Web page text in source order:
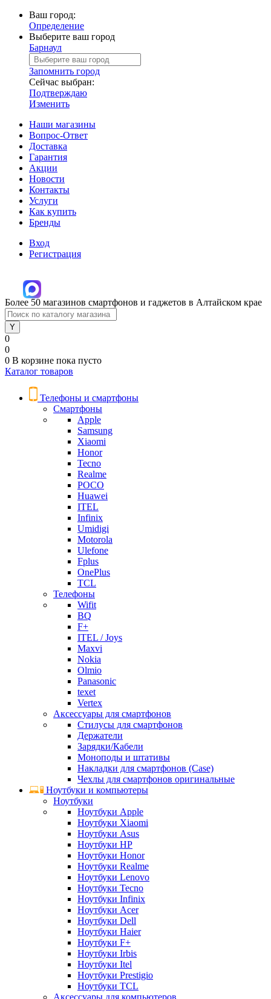
Ваш город:
Определение
Выберите ваш город
Барнаул
Запомнить город
Сейчас выбран:
Подтверждаю
Изменить
Наши магазины
Вопрос-Ответ
Доставка
Гарантия
Акции
Новости
Контакты
Услуги
Как купить
Бренды
Вход
Регистрация
Более 50 магазинов смартфонов и гаджетов в Алтайском крае
0
0
0 В корзине пока пусто
Каталог товаров
Телефоны и смартфоны
Смартфоны
Apple
Samsung
Xiaomi
Honor
Tecno
Realme
POCO
Huawei
ITEL
Infinix
Umidigi
Motorola
Ulefone
Fplus
OnePlus
TCL
Телефоны
Wifit
BQ
F+
ITEL / Joys
Maxvi
Nokia
Olmio
Panasonic
texet
Vertex
Аксессуары для смартфонов
Стилусы для смартфонов
Держатели
Зарядки/Кабели
Моноподы и штативы
Накладки для смартфонов (Case)
Чехлы для смартфонов оригинальные
Ноутбуки и компьютеры
Ноутбуки
Ноутбуки Apple
Ноутбуки Xiaomi
Ноутбуки Asus
Ноутбуки HP
Ноутбуки Honor
Ноутбуки Realme
Ноутбуки Lenovo
Ноутбуки Tecno
Ноутбуки Infinix
Ноутбуки Acer
Ноутбуки Dell
Ноутбуки Haier
Ноутбуки F+
Ноутбуки Irbis
Ноутбуки Itel
Ноутбуки Prestigio
Ноутбуки TCL
Аксессуары для компьютеров